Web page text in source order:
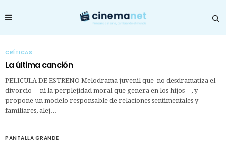
CRÍTICAS
La última canción
PELICULA DE ESTRENO Melodrama juvenil que no desdramatiza el
divorcio —ni la perplejidad moral que genera en los hijos—, y
propone un modelo responsable de relaciones sentimentales y
familiares, alej…
PANTALLA GRANDE